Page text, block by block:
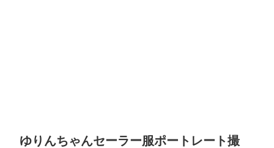
ゆりんちゃんセーラー服ポートレート撮